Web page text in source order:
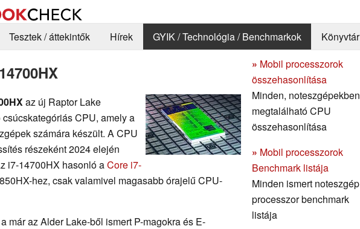
Tesztek / áttekintők Hírek GYIK / Technológia / Benchmarkok Könyvtár
az új Raptor Lake
CPU, amely a
számára készült. A CPU
részeként 2024 elején
i7-14700HX hasonló aCore i7-
hez, csak valamivel magasabb órajelű CPU-
a már az Alder Lake-ből ismert P-magokra és E-
» Mobil processzorok
összehasonlítása
Minden, noteszgépekben
megtalálható CPU
összehasonlítása
» Mobil processzorok
Benchmark listája
Minden ismert noteszgép
processzor benchmark
listája